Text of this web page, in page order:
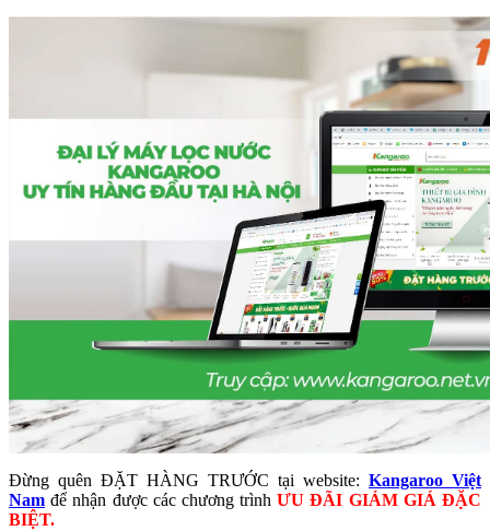
Đừng quên ĐẶT HÀNG TRƯỚC tại website: Kangaroo Việt
Nam để nhận được các chương trìnhƯU ĐÃI GIẢM GIÁ ĐẶC
BIỆT.